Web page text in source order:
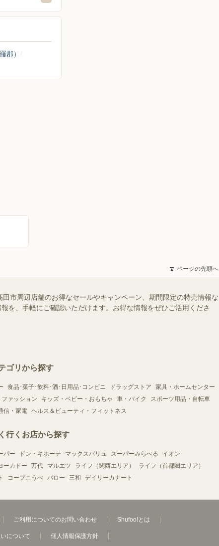
郡）
ページの先頭へ
市周辺店舗のお得なセールやキャンペーン、期間限定の特売情報な
を、手軽にご確認いただけます。お得な情報をぜひご活用くださ
ゴリから探す
食品･菓子･飲料･酒･日用品･コンビニ ドラッグストア
家具・ホームセンター
ファッション キッズ・ベビー・おもちゃ 車・バイク
スポーツ用品・自転車
信・家電 ヘルス＆ビューティ・フィットネス
行くお店から探す
パー ドン・キホーテ マックスバリュ スーパーみらべる
イオン
ーカドー
万代 マルエツ ライフ（関西エリア）
ライフ（首都圏エリア）
コープこうべ バロー 三和 デイリーカナート
ご利用についてのお問い合わせ Shufoo!とは
について 個人情報保護方針